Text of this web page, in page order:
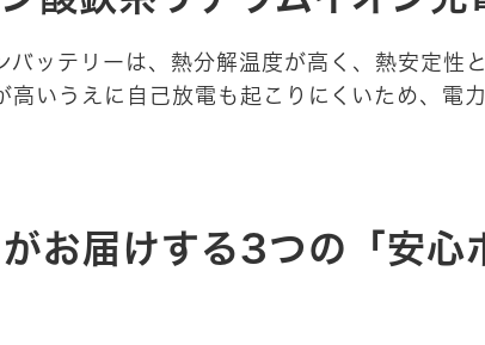
バッテリーは、熱分解温度が高く、熱安定性
高いうえに自己放電も起こりにくいため、電
お届けする3つの「安心